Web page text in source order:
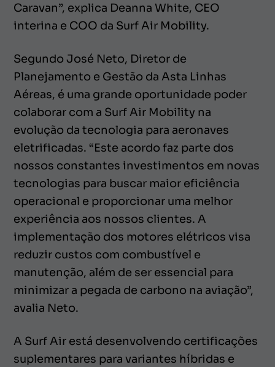
Caravan”, explica Deanna White, CEO
interina e COO da Surf Air Mobility.
Segundo José Neto, Diretor de
Planejamento e Gestão da Asta Linhas
Aéreas, é uma grande oportunidade poder
colaborar com a Surf Air Mobility na
evolução da tecnologia para aeronaves
eletrificadas. “Este acordo faz parte dos
nossos constantes investimentos em novas
tecnologias para buscar maior eficiência
operacional e proporcionar uma melhor
experiência aos nossos clientes. A
implementação dos motores elétricos visa
reduzir custos com combustível e
manutenção, além de ser essencial para
minimizar a pegada de carbono na aviação”,
avalia Neto.
A Surf Air está desenvolvendo certificações
suplementares para variantes híbridas e